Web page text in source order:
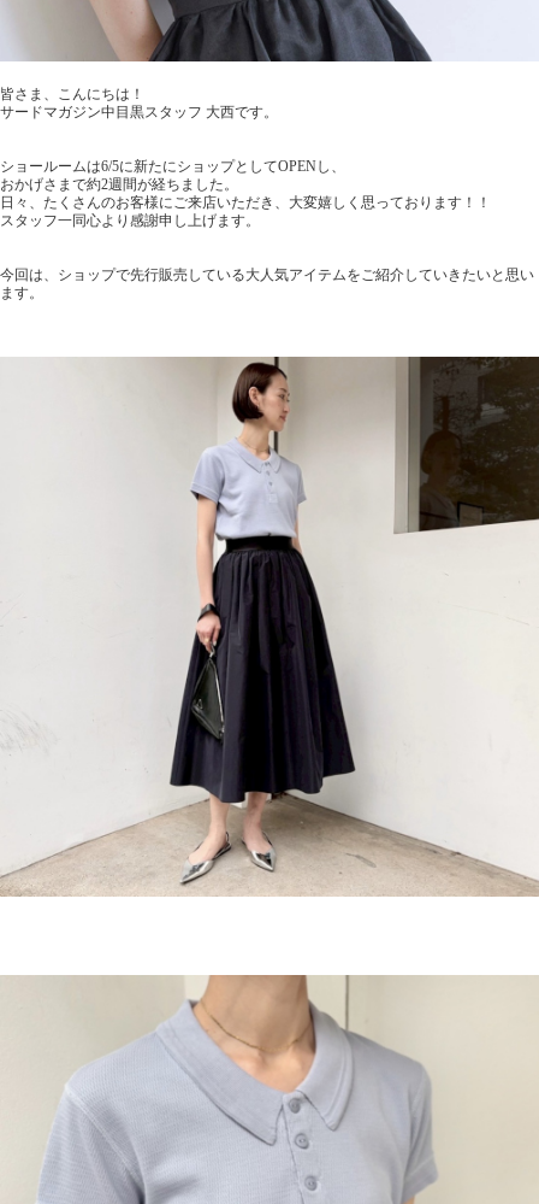
皆さま、こんにちは！
サードマガジン中目黒スタッフ 大西です。
ショールームは6/5に新たにショップとしてOPENし、
おかげさまで約2週間が経ちました。
日々、たくさんのお客様にご来店いただき、大変嬉しく思っております！！
スタッフ一同心より感謝申し上げます。
今回は、ショップで先行販売している大人気アイテムをご紹介していきたいと思い
ます。